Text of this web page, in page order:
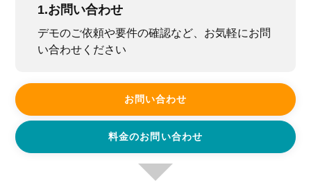
1.お問い合わせ
デモのご依頼や要件の確認など、お気軽にお問
い合わせください
お問い合わせ
料金のお問い合わせ